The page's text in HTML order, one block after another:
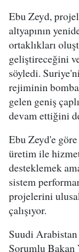
Ebu Zeyd,
altyapının
ortaklıkları
geliştireceğini
söyledi.
rejiminin
gelen geniş
devam ettiğini
Ebu Zeyd'e
üretim ile
desteklemek
sistem
projelerini
çalışıyor.
Suudi
Sorumlu Bakan